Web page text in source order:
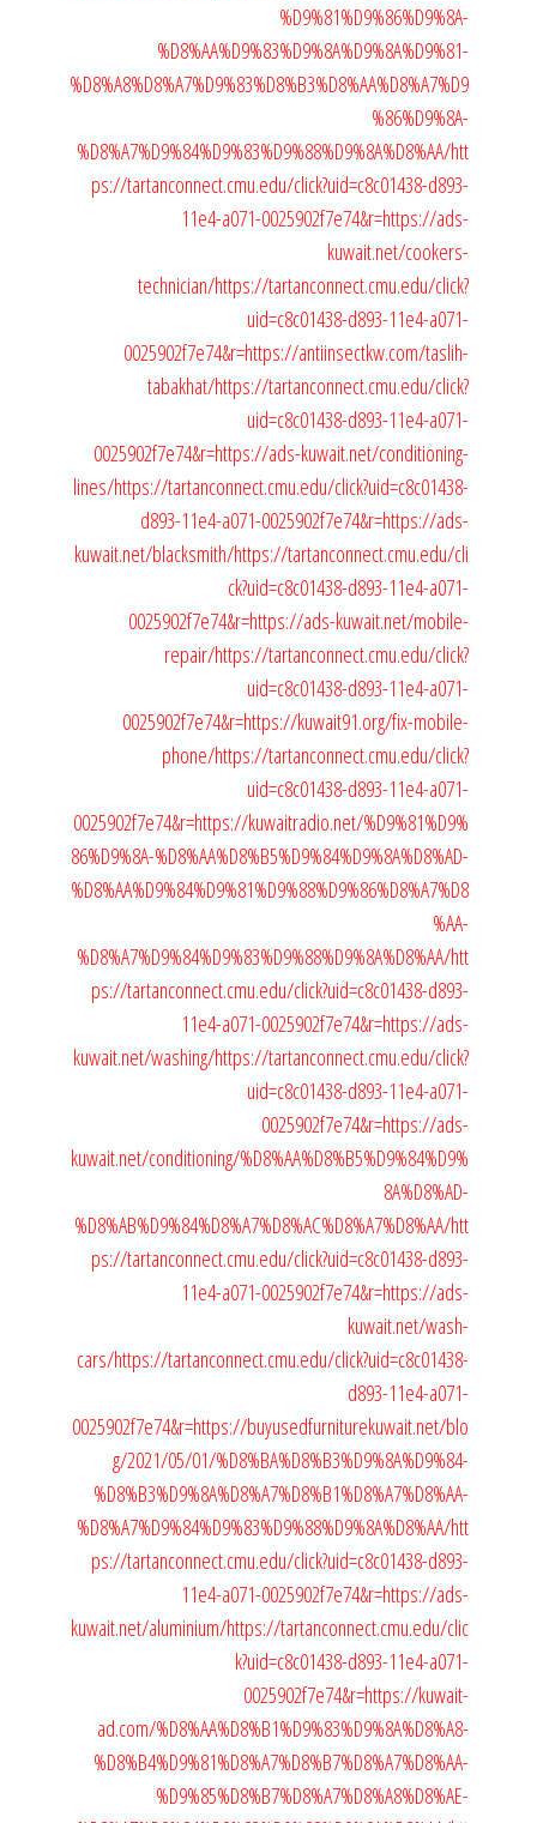
%D9%81%D9%86%D9%8A-
%D8%AA%D9%83%D9%8A%D9%8A%D9%81-
%D8%A8%D8%A7%D9%83%D8%B3%D8%AA%D8%A7%D9
%86%D9%8A-
%D8%A7%D9%84%D9%83%D9%88%D9%8A%D8%AA/htt
ps://tartanconnect.cmu.edu/click?uid=c8c01438-d893-
11e4-a071-0025902f7e74&r=https://ads-
kuwait.net/cookers-
technician/https://tartanconnect.cmu.edu/click?
uid=c8c01438-d893-11e4-a071-
0025902f7e74&r=https://antiinsectkw.com/taslih-
tabakhat/https://tartanconnect.cmu.edu/click?
uid=c8c01438-d893-11e4-a071-
0025902f7e74&r=https://ads-kuwait.net/conditioning-
lines/https://tartanconnect.cmu.edu/click?uid=c8c01438-
d893-11e4-a071-0025902f7e74&r=https://ads-
kuwait.net/blacksmith/https://tartanconnect.cmu.edu/cli
ck?uid=c8c01438-d893-11e4-a071-
0025902f7e74&r=https://ads-kuwait.net/mobile-
repair/https://tartanconnect.cmu.edu/click?
uid=c8c01438-d893-11e4-a071-
0025902f7e74&r=https://kuwait91.org/fix-mobile-
phone/https://tartanconnect.cmu.edu/click?
uid=c8c01438-d893-11e4-a071-
0025902f7e74&r=https://kuwaitradio.net/%D9%81%D9%
86%D9%8A-%D8%AA%D8%B5%D9%84%D9%8A%D8%AD-
%D8%AA%D9%84%D9%81%D9%88%D9%86%D8%A7%D8
%AA-
%D8%A7%D9%84%D9%83%D9%88%D9%8A%D8%AA/htt
ps://tartanconnect.cmu.edu/click?uid=c8c01438-d893-
11e4-a071-0025902f7e74&r=https://ads-
kuwait.net/washing/https://tartanconnect.cmu.edu/click?
uid=c8c01438-d893-11e4-a071-
0025902f7e74&r=https://ads-
kuwait.net/conditioning/%D8%AA%D8%B5%D9%84%D9%
8A%D8%AD-
%D8%AB%D9%84%D8%A7%D8%AC%D8%A7%D8%AA/htt
ps://tartanconnect.cmu.edu/click?uid=c8c01438-d893-
11e4-a071-0025902f7e74&r=https://ads-
kuwait.net/wash-
cars/https://tartanconnect.cmu.edu/click?uid=c8c01438-
d893-11e4-a071-
0025902f7e74&r=https://buyusedfurniturekuwait.net/blo
g/2021/05/01/%D8%BA%D8%B3%D9%8A%D9%84-
%D8%B3%D9%8A%D8%A7%D8%B1%D8%A7%D8%AA-
%D8%A7%D9%84%D9%83%D9%88%D9%8A%D8%AA/htt
ps://tartanconnect.cmu.edu/click?uid=c8c01438-d893-
11e4-a071-0025902f7e74&r=https://ads-
kuwait.net/aluminium/https://tartanconnect.cmu.edu/clic
k?uid=c8c01438-d893-11e4-a071-
0025902f7e74&r=https://kuwait-
ad.com/%D8%AA%D8%B1%D9%83%D9%8A%D8%A8-
%D8%B4%D9%81%D8%A7%D8%B7%D8%A7%D8%AA-
%D9%85%D8%B7%D8%A7%D8%A8%D8%AE-